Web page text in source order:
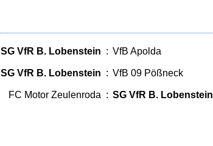
SG VfR B. Lobenstein : VfB Apolda
SG VfR B. Lobenstein : VfB 09 Pößneck
FC Motor Zeulenroda : SG VfR B. Lobenstein